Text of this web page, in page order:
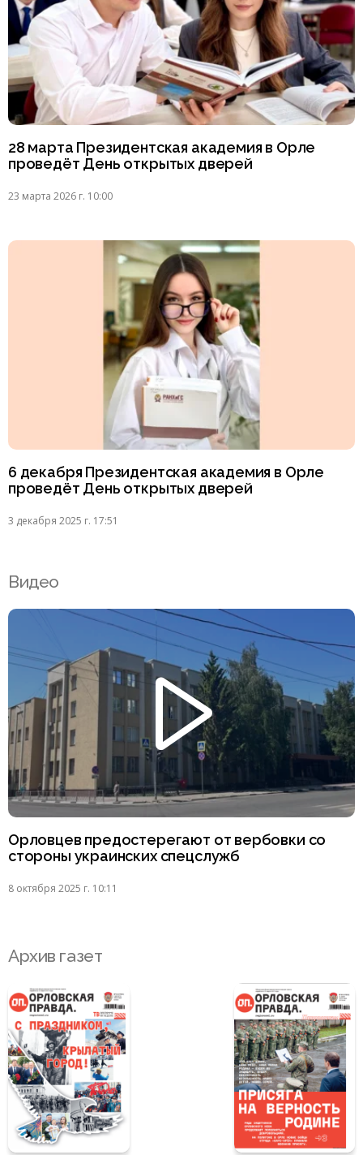
28 марта Президентская академия в Орле
проведёт День открытых дверей
23 марта 2026 г. 10:00
6 декабря Президентская академия в Орле
проведёт День открытых дверей
3 декабря 2025 г. 17:51
Видео
Орловцев предостерегают от вербовки со
стороны украинских спецслужб
8 октября 2025 г. 10:11
Архив газет